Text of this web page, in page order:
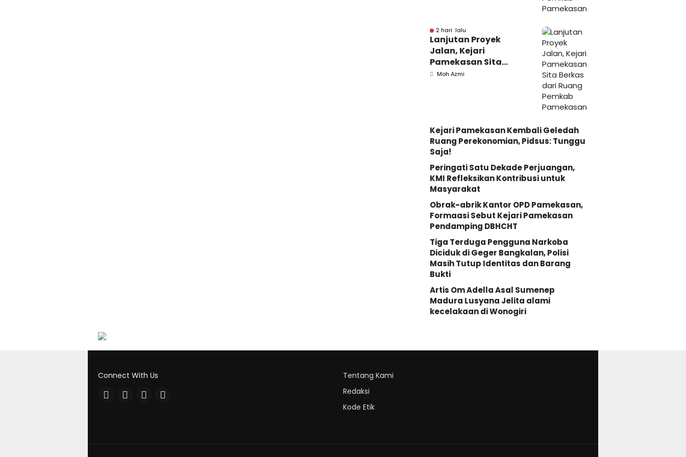
2 hari lalu
Lanjutan Proyek
Jalan, Kejari
Pamekasan Sita
Berkas dari Ruang
Moh Azmi
Kejari Pamekasan Kembali Geledah
Ruang Perekonomian, Pidsus: Tunggu
Saja!
Peringati Satu Dekade Perjuangan,
KMI Refleksikan Kontribusi untuk
Masyarakat
Obrak-abrik Kantor OPD Pamekasan,
Formaasi Sebut Kejari Pamekasan
Pendamping DBHCHT
Tiga Terduga Pengguna Narkoba
Diciduk di Geger Bangkalan, Polisi
Masih Tutup Identitas dan Barang
Bukti
Artis Om Adella Asal Sumenep
Madura Lusyana Jelita alami
kecelakaan di Wonogiri
Tentang Kami
Redaksi
Kode Etik
Connect With Us